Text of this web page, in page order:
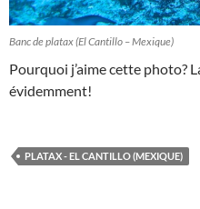
Banc de platax (El Cantillo – Mexique)
Pourquoi j’aime cette photo?
évidemment!
PLATAX - EL CANTILLO (MEXIQUE)